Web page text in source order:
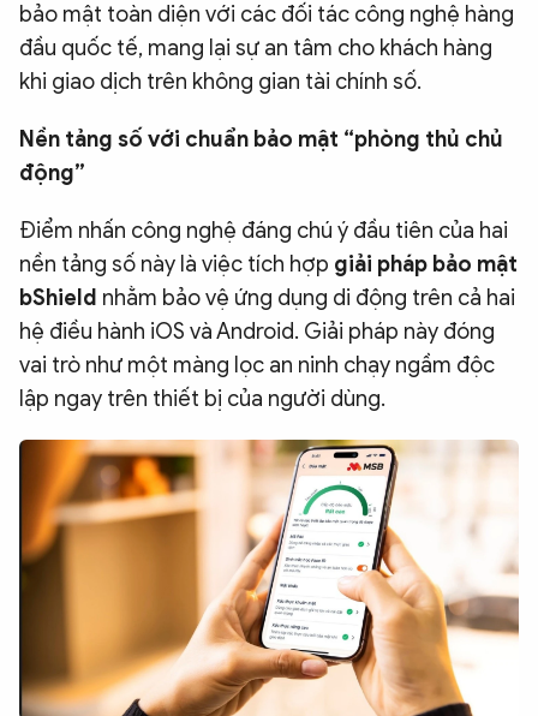
bảo mật toàn diện với các đối tác công nghệ hàng
đầu quốc tế, mang lại sự an tâm cho khách hàng
khi giao dịch trên không gian tài chính số.
Nền tảng số với chuẩn bảo mật “phòng thủ chủ
động”
Điểm nhấn công nghệ đáng chú ý đầu tiên của hai
nền tảng số này là việc tích hợp giải pháp bảo mật
bShield nhằm bảo vệ ứng dụng di động trên cả hai
hệ điều hành iOS và Android. Giải pháp này đóng
vai trò như một màng lọc an ninh chạy ngầm độc
lập ngay trên thiết bị của người dùng.